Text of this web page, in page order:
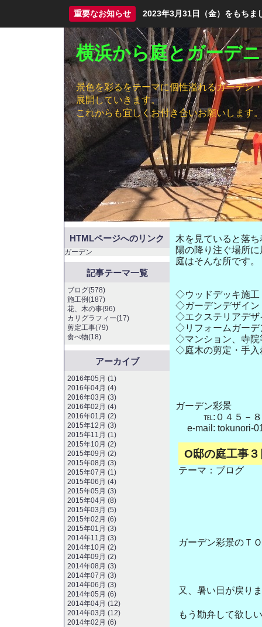
重要なお知らせ 2023年3月31日（金）をもちま
横浜から庭とガーデ
景色を彩るをテーマに個性溢れるガーデン
展開していきます。
これからも宜しくお付き合いお願いします
木を見ていると落
陽の降り注ぐ場所
庭はそんな所です。
◇ウッドデッキ
◇ガーデンデザイ
◇エクステリアデ
◇リフォームガーデ
◇マンション、寺院
◇庭木の剪定・手入
ガーデン彩景
℡:０４５－８９
e-mail: tokunori-
O邸の庭工事
テーマ： ブログ
ガーデン彩景のＴ
又、暑い日が戻り
もう勘弁して欲し
HTMLページへのリンク
ガーデン
記事テーマ一覧
ブログ(578)
施工例(187)
花、木の事(96)
カリグラフィー(17)
剪定工事(79)
食べ物(18)
アーカイブ
2016年05月 (1)
2016年04月 (4)
2016年03月 (3)
2016年02月 (4)
2016年01月 (2)
2015年12月 (3)
2015年11月 (1)
2015年10月 (2)
2015年09月 (2)
2015年08月 (3)
2015年07月 (1)
2015年06月 (4)
2015年05月 (3)
2015年04月 (8)
2015年03月 (5)
2015年02月 (6)
2015年01月 (3)
2014年11月 (3)
2014年10月 (2)
2014年09月 (2)
2014年08月 (3)
2014年07月 (3)
2014年06月 (3)
2014年05月 (6)
2014年04月 (12)
2014年03月 (12)
2014年02月 (6)